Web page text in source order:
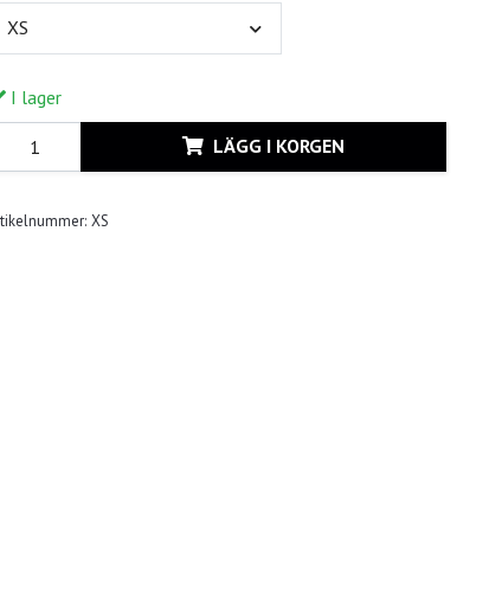
XS
I lager
LÄGG I KORGEN
XS